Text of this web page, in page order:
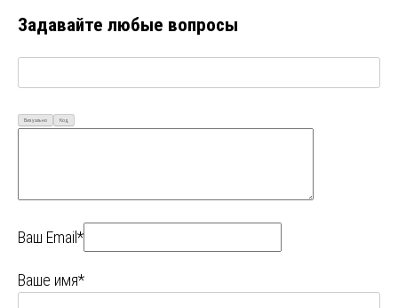
Задавайте любые вопросы
Визуально Код
Ваш Email*
Ваше имя*